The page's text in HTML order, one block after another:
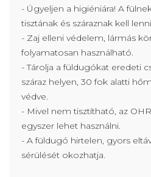
- Ügyeljen a higiéniára! A
tisztának és száraznak kell
- Zaj elleni védelem, lármás
folyamatosan használható.
- Tárolja a füldugókat eredeti
száraz helyen, 30 fok alatti
védve.
- Mivel nem tisztítható, az
egyszer lehet használni.
- A füldugó hirtelen, gyors
sérülését okozhatja.